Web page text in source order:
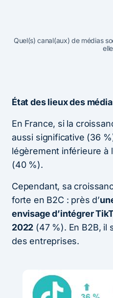
Quel(s) canal(aux) de médias
État des lieux des
En France, si la
aussi significative (36
légèrement inférieure à
(40 %).
Cependant, sa
forte en B2C : près d’
envisage d’intégrer
2022 (47 %). En B2B, il
des entreprises.